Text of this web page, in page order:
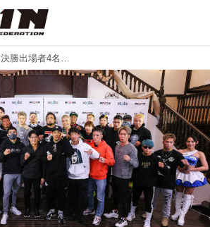
バンタム級準決勝出場者4名を含む、全選手が計量クリア！Yogibo presents RIZIN.33 公開計量結果